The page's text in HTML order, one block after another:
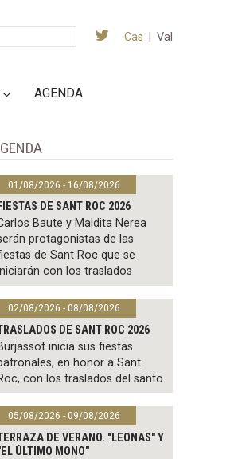
Cas Val
AGENDA
01/08/2026 - 16/08/2026
DE SANT ROC 2026
Baute y Maldita Nerea
protagonistas de las
de Sant Roc que se
con los traslados
02/08/2026 - 08/08/2026
DE SANT ROC 2026
inicia sus fiestas
en honor a Sant
con los traslados del santo
05/08/2026 - 09/08/2026
DE VERANO. "LEONAS" Y
ÚLTIMO MONO"